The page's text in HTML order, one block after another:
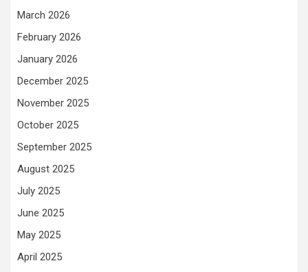
March 2026
February 2026
January 2026
December 2025
November 2025
October 2025
September 2025
August 2025
July 2025
June 2025
May 2025
April 2025